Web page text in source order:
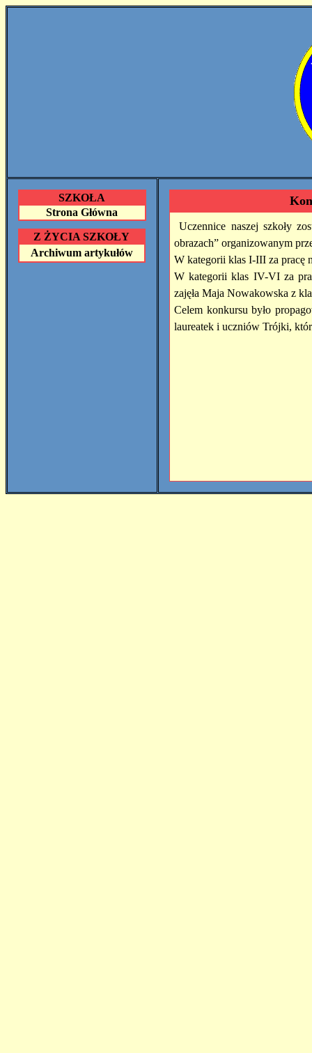
SZKOŁA
Strona Główna
Z ŻYCIA SZKOŁY
Archiwum artykułów
Uczennice naszej szkoły
obrazach” organizowanym
W kategorii klas I-III za pracę
W kategorii klas IV-VI za
zajęła Maja Nowakowska z
Celem konkursu było
laureatek i uczniów Trójki,